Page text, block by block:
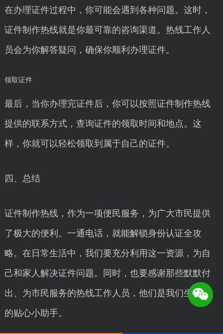
在办理证件过程中，你可能会遇到各种问题。这时，
证件制作热线就是你最可靠的咨询渠道。热线工作人
员会为你解答疑问，确保你顺利办理证件。
领取证件
最后，当你办理完证件后，你可以按照证件制作热线
提供的联系方式，查询证件的领取时间和地点。这
样，你就可以轻松领取到属于自己的证件。
四、总结
证件制作热线，作为一项便民服务，为广大市民提供
了极大的便利。一通电话，就能解锁身份认证全攻
略。在日常生活中，我们要充分利用这一资源，为自
己和家人解决证件问题。同时，也要感谢那些默默付
出、为市民服务的热线工作人员，他们是我们生活中
的贴心小助手。